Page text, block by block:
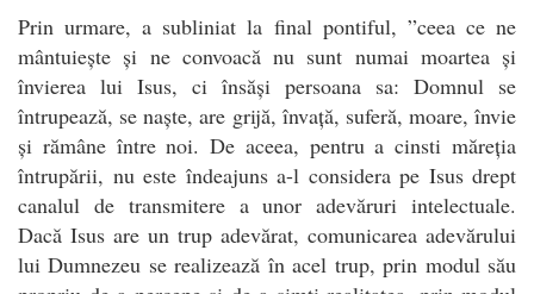
Prin urmare, a subliniat la final pontiful, ”ceea ce ne
mântuiește și ne convoacă nu sunt numai moartea și
învierea lui Isus, ci însăși persoana sa: Domnul se
întrupează, se naște, are grijă, învață, suferă, moare, învie
și rămâne între noi. De aceea, pentru a cinsti măreția
întrupării, nu este îndeajuns a-l considera pe Isus drept
canalul de transmitere a unor adevăruri intelectuale.
Dacă Isus are un trup adevărat, comunicarea adevărului
lui Dumnezeu se realizează în acel trup, prin modul său